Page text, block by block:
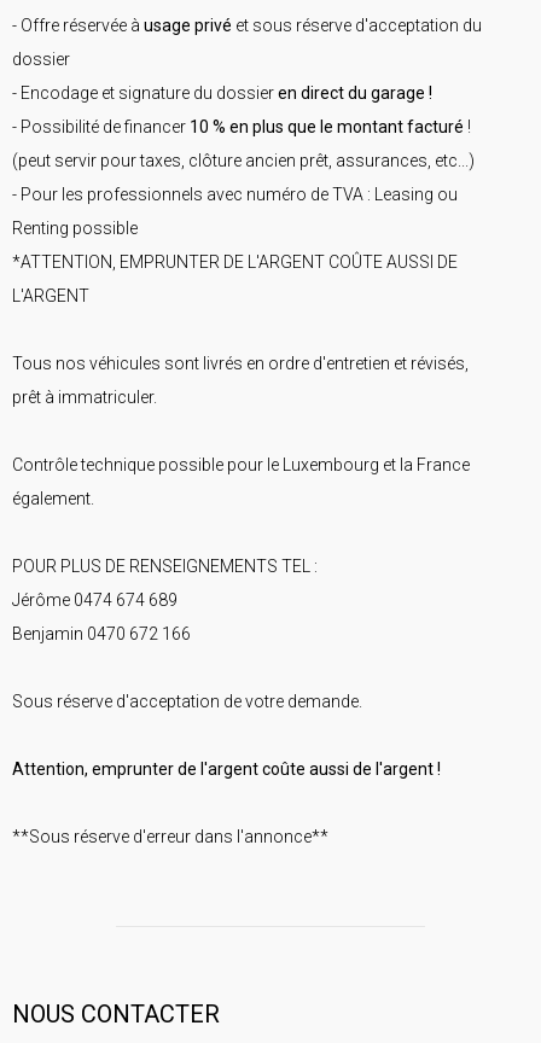
- Offre réservée à usage privé et sous réserve d'acceptation du
dossier
- Encodage et signature du dossieren direct du garage !
- Possibilité de financer 10 % en plus que le montant facturé !
(peut servir pour taxes, clôture ancien prêt, assurances, etc...)
- Pour les professionnels avec numéro de TVA : Leasing ou
Renting possible
*ATTENTION, EMPRUNTER DE L'ARGENT COÛTE AUSSI DE
L'ARGENT
Tous nos véhicules sont livrés en ordre d'entretien et révisés,
prêt à immatriculer.
Contrôle technique possible pour le Luxembourg et la France
également.
POUR PLUS DE RENSEIGNEMENTS TEL :
Jérôme 0474 674 689
Benjamin 0470 672 166
Sous réserve d'acceptation de votre demande.
Attention, emprunter de l'argent coûte aussi de l'argent !
**Sous réserve d'erreur dans l'annonce**
NOUS CONTACTER